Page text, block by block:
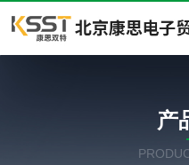
关
产
产